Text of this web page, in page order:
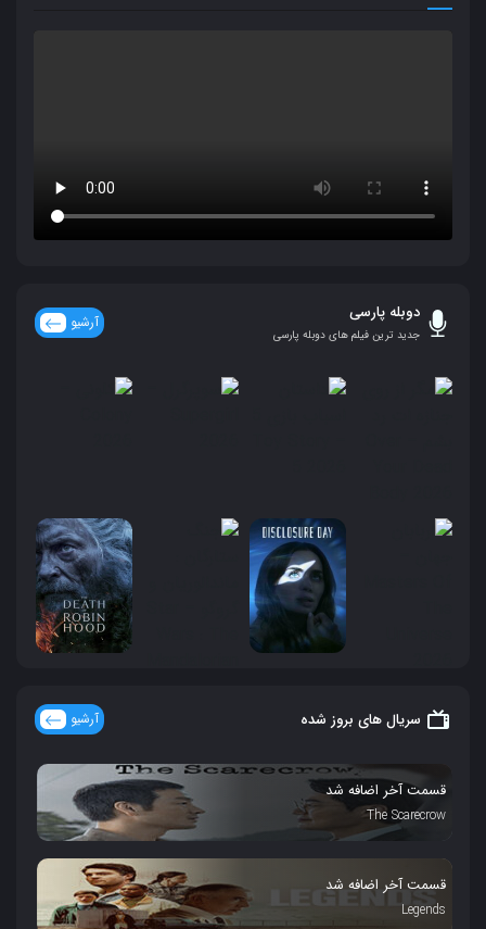
دوبله پارسی
جدید ترین فیلم های دوبله پارسی
آرشیو
سریال های بروز شده آرشیو
قسمت آخر اضافه شد
The Scarecrow
قسمت آخر اضافه شد
Legends